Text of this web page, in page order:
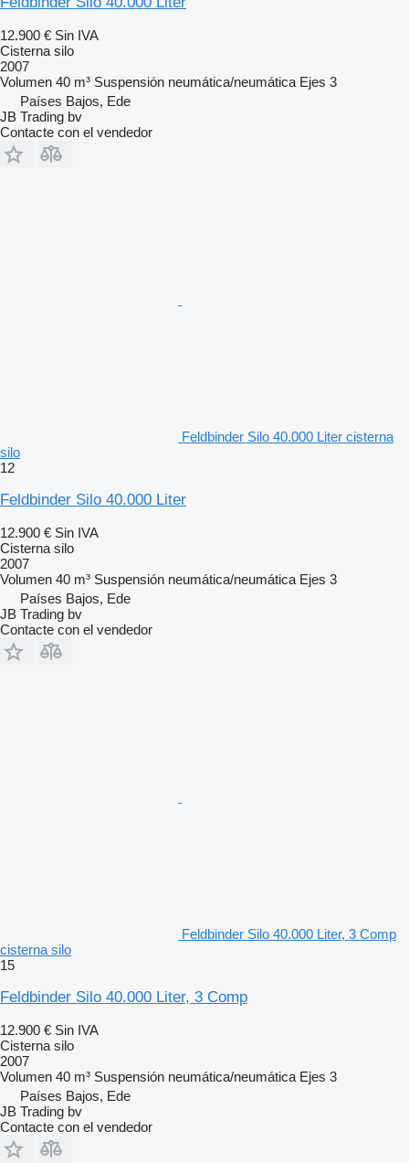
12.900 € Sin IVA
Cisterna silo
2007
Volumen 40 m³ Suspensión neumática/neumática Ejes 3
Países Bajos, Ede
JB Trading bv
Contacte con el vendedor
Feldbinder Silo 40.000 Liter cisterna
silo
12
Feldbinder Silo 40.000 Liter
12.900 € Sin IVA
Cisterna silo
2007
Volumen 40 m³ Suspensión neumática/neumática Ejes 3
Países Bajos, Ede
JB Trading bv
Contacte con el vendedor
Feldbinder Silo 40.000 Liter, 3 Comp
cisterna silo
15
Feldbinder Silo 40.000 Liter, 3 Comp
12.900 € Sin IVA
Cisterna silo
2007
Volumen 40 m³ Suspensión neumática/neumática Ejes 3
Países Bajos, Ede
JB Trading bv
Contacte con el vendedor